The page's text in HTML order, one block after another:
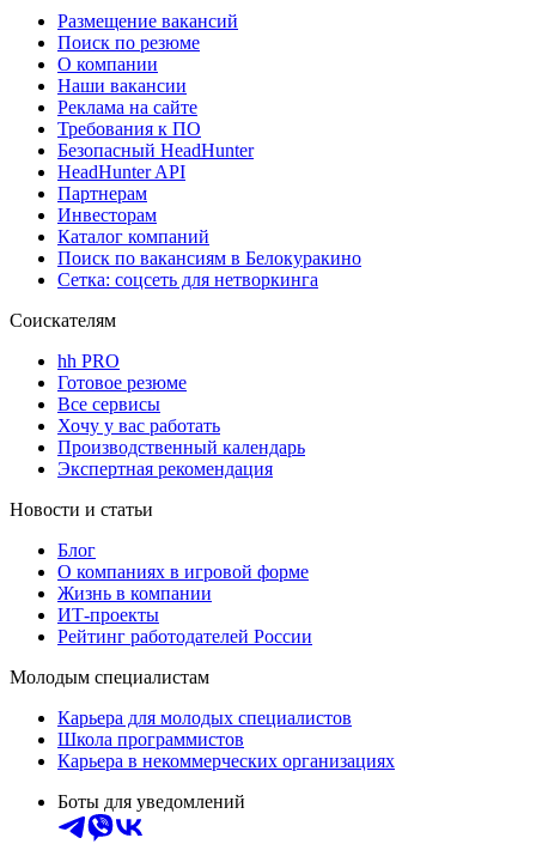
Размещение вакансий
Поиск по резюме
О компании
Наши вакансии
Реклама на сайте
Требования к ПО
Безопасный HeadHunter
HeadHunter API
Партнерам
Инвесторам
Каталог компаний
Поиск по вакансиям в Белокуракино
Сетка: соцсеть для нетворкинга
Соискателям
hh PRO
Готовое резюме
Все сервисы
Хочу у вас работать
Производственный календарь
Экспертная рекомендация
Новости и статьи
Блог
О компаниях в игровой форме
Жизнь в компании
ИТ-проекты
Рейтинг работодателей России
Молодым специалистам
Карьера для молодых специалистов
Школа программистов
Карьера в некоммерческих организациях
Боты для уведомлений